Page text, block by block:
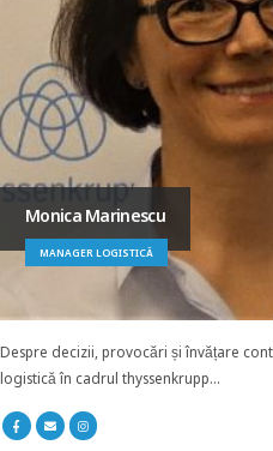
Monica Marinescu
MANAGER LOGISTICĂ
Despre decizii, provocări și învățare
logistică în cadrul thyssenkrupp...